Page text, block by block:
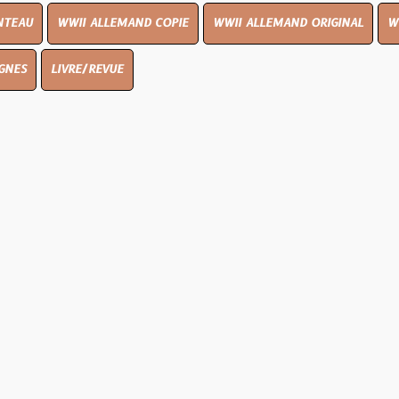
ALLEMAND COPIE WWII ALLEMAND ORIGINAL WWII UK